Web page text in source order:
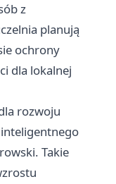
z
planują
ochrony
dla lokalnej
rozwoju
Takie